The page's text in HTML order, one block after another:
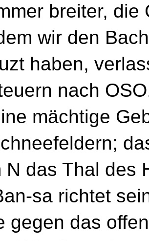
breiter, die
wir den
haben,
nach
mächtige
N das Thal des
sa richtet
gegen das